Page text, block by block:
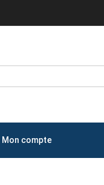
Mon compte